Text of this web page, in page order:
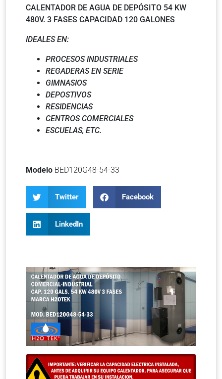
CALENTADOR DE AGUA DE DEPÓSITO 54 KW
480V. 3 FASES CAPACIDAD 120 GALONES
IDEALES EN:
PROCESOS INDUSTRIALES
REGADERAS EN SERIE
GIMNASIOS
DEPOSTIVOS
RESIDENCIAS
CENTROS COMERCIALES
ESCUELAS, ETC.
Modelo BED120G48-54-33
Twitter Facebook
LinkedIn